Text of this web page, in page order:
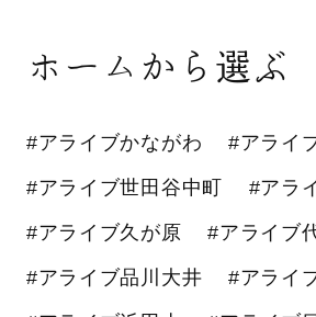
ホームから選ぶ
#アライブかながわ #アライ
#アライブ世田谷中町 #アラ
#アライブ久が原 #アライブ
#アライブ品川大井 #アライ